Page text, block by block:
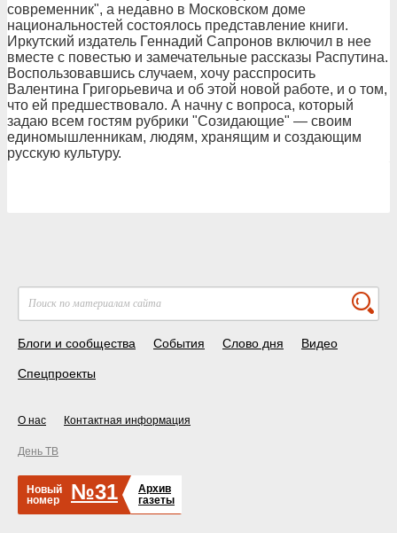
современник", а недавно в Московском доме
национальностей состоялось представление книги.
Иркутский издатель Геннадий Сапронов включил в нее
вместе с повестью и замечательные рассказы Распутина.
Воспользовавшись случаем, хочу расспросить
Валентина Григорьевича и об этой новой работе, и о том,
что ей предшествовало. А начну с вопроса, который
задаю всем гостям рубрики "Созидающие" — своим
единомышленникам, людям, хранящим и создающим
русскую культуру.
Блоги и сообщества События Слово дня Видео
Спецпроекты
О нас Контактная информация
День ТВ
Новый
номер
№31
Архив
газеты